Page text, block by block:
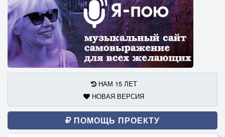
НАМ 15 ЛЕТ
НОВАЯ ВЕРСИЯ
ПОМОЩЬ ПРОЕКТУ